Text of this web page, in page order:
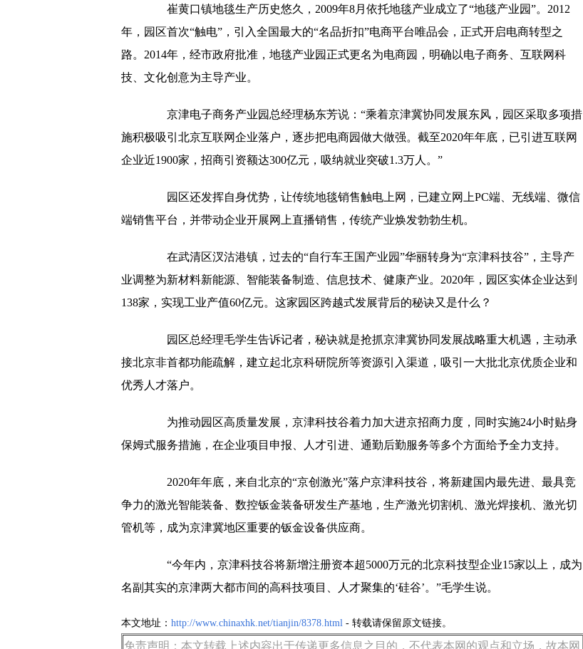
崔黄口镇地毯生产历史悠久，2009年8月依托地毯产业成立了“地毯产业园”。2012
年，园区首次“触电”，引入全国最大的“名品折扣”电商平台唯品会，正式开启电商转型之
路。2014年，经市政府批准，地毯产业园正式更名为电商园，明确以电子商务、互联网科
技、文化创意为主导产业。
京津电子商务产业园总经理杨东芳说：“乘着京津冀协同发展东风，园区采取多项措
施积极吸引北京互联网企业落户，逐步把电商园做大做强。截至2020年年底，已引进互联网
企业近1900家，招商引资额达300亿元，吸纳就业突破1.3万人。”
园区还发挥自身优势，让传统地毯销售触电上网，已建立网上PC端、无线端、微信
端销售平台，并带动企业开展网上直播销售，传统产业焕发勃勃生机。
在武清区汊沽港镇，过去的“自行车王国产业园”华丽转身为“京津科技谷”，主导产
业调整为新材料新能源、智能装备制造、信息技术、健康产业。2020年，园区实体企业达到
138家，实现工业产值60亿元。这家园区跨越式发展背后的秘诀又是什么？
园区总经理毛学生告诉记者，秘诀就是抢抓京津冀协同发展战略重大机遇，主动承
接北京非首都功能疏解，建立起北京科研院所等资源引入渠道，吸引一大批北京优质企业和
优秀人才落户。
为推动园区高质量发展，京津科技谷着力加大进京招商力度，同时实施24小时贴身
保姆式服务措施，在企业项目申报、人才引进、通勤后勤服务等多个方面给予全力支持。
2020年年底，来自北京的“京创激光”落户京津科技谷，将新建国内最先进、最具竞
争力的激光智能装备、数控钣金装备研发生产基地，生产激光切割机、激光焊接机、激光切
管机等，成为京津冀地区重要的钣金设备供应商。
“今年内，京津科技谷将新增注册资本超5000万元的北京科技型企业15家以上，成为
名副其实的京津两大都市间的高科技项目、人才聚集的‘硅谷’。”毛学生说。
本文地址： http://www.chinaxhk.net/tianjin/8378.html- 转载请保留原文链接。
免责声明：本文转载上述内容出于传递更多信息之目的，不代表本网的观点和立场，故本网